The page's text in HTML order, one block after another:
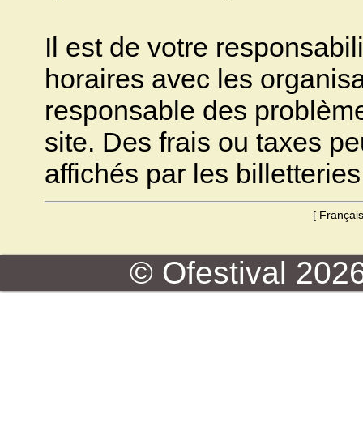
Il est de votre
horaires avec les
responsable des
site. Des frais ou taxes
affichés par les
[ Français
© Ofestival